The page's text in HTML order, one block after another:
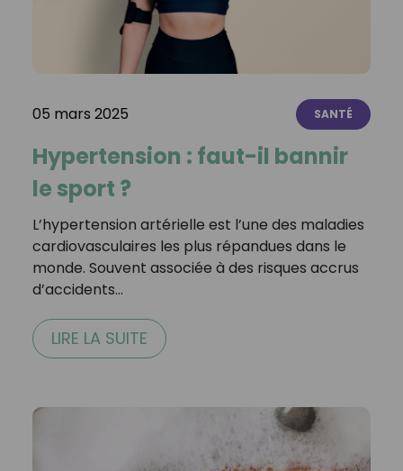
05 mars 2025 SANTÉ
Hypertension : faut-il bannir
le sport ?
L’hypertension artérielle est l’une des maladies
cardiovasculaires les plus répandues dans le
monde. Souvent associée à des risques accrus
d’accidents…
LIRE LA SUITE